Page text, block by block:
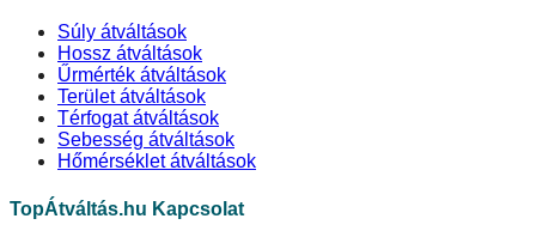
Súly átváltások
Hossz átváltások
Űrmérték átváltások
Terület átváltások
Térfogat átváltások
Sebesség átváltások
Hőmérséklet átváltások
TopÁtváltás.hu Kapcsolat